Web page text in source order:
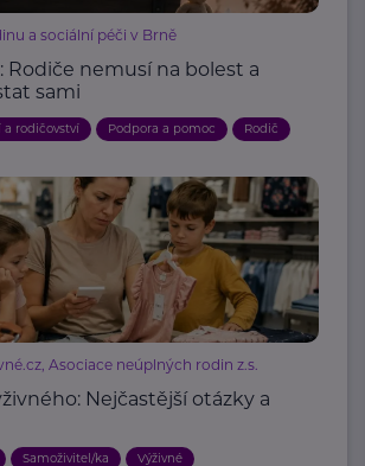
a sociální péči v Brně
nemusí na bolest a
sami
a rodičovství Podpora a pomoc Rodič
Asociace neúplných rodin z.s.
Nejčastější otázky a
Samoživitel/ka Výživné